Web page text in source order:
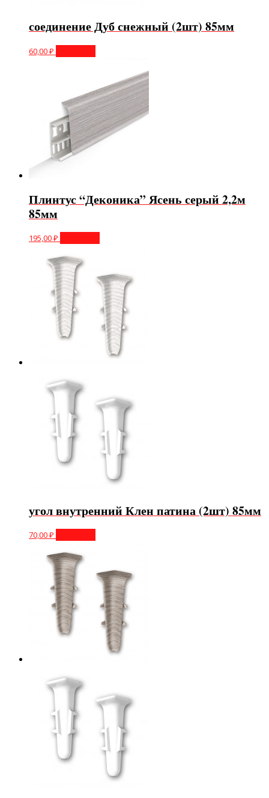
соединение Дуб снежный (2шт) 85мм
60,00₽
Плинтус “Деконика” Ясень серый 2,2м
85мм
195,00₽
угол внутренний Клен патина (2шт) 85мм
70,00₽